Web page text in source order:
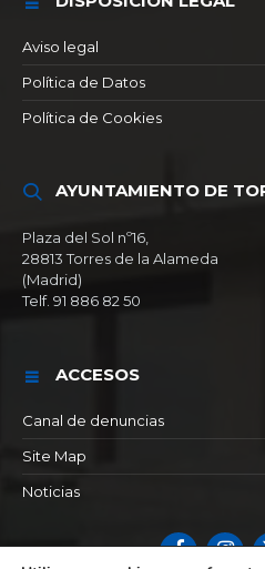
Aviso legal
Política de Datos
Política de Cookies
AYUNTAMIENTO DE
Plaza del Sol nº16,
28813 Torres de la Alameda
(Madrid)
Telf. 91 886 82 50
ACCESOS
Canal de denuncias
Site Map
Noticias
Facebook